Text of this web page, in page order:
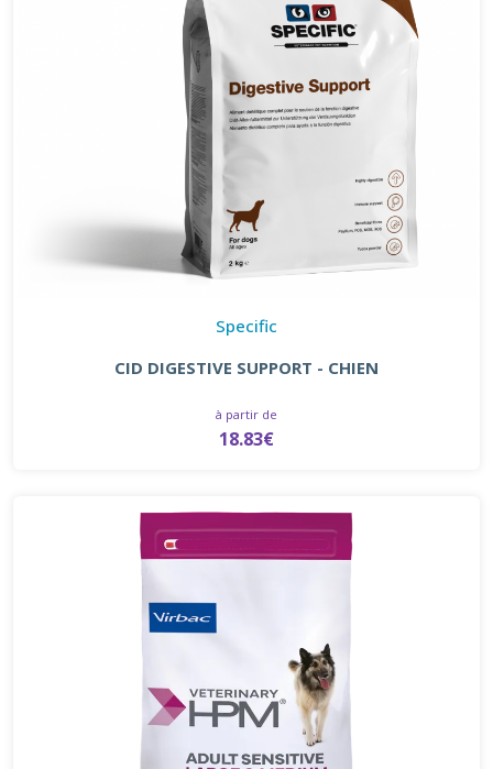
Specific
CID DIGESTIVE SUPPORT - CHIEN
à partir de
18.83€